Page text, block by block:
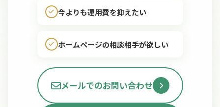
今よりも運用費を抑えたい
ホームページの相談相手が欲しい
メールでのお問い合わせ